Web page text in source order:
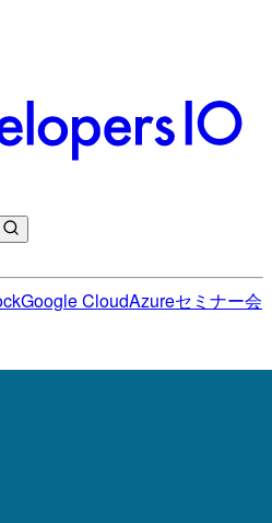
Google CloudAzureセミナー会